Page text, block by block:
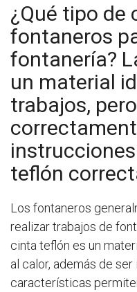
¿Qué tipo de
fontaneros
fontanería?
un material
trabajos,
teflón
Los fontaneros
realizar trabajos de
cinta teflón es un
al calor, además de
características